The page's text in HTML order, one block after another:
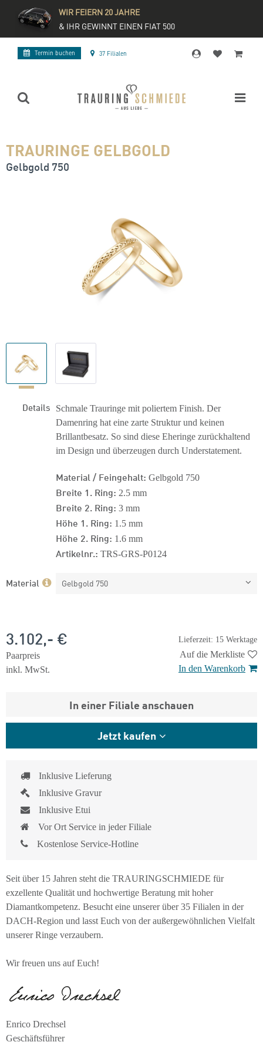
WIR FEIERN 20 JAHRE
& IHR GEWINNT EINEN FIAT 500
Termin buchen 37 Filialen
TRAURINGE GELBGOLD
Gelbgold 750
Details
Schmale Trauringe mit poliertem Finish. Der
Damenring hat eine zarte Struktur und keinen
Brillantbesatz. So sind diese Eheringe zurückhaltend
im Design und überzeugen durch Understatement.
Material / Feingehalt: Gelbgold 750
Breite 1. Ring: 2.5 mm
Breite 2. Ring: 3 mm
Höhe 1. Ring: 1.5 mm
Höhe 2. Ring: 1.6 mm
Artikelnr.: TRS-GRS-P0124
Material Gelbgold 750
Lieferzeit: 15 Werktage
3.102,- €
Paarpreis
inkl. MwSt.
Auf die Merkliste
In den Warenkorb
In einer Filiale anschauen
Jetzt kaufen
Inklusive Lieferung
Inklusive Gravur
Inklusive Etui
Vor Ort Service in jeder Filiale
Kostenlose Service-Hotline
Seit über 15 Jahren steht die TRAURINGSCHMIEDE für
exzellente Qualität und hochwertige Beratung mit hoher
Diamantkompetenz. Besucht eine unserer über 35 Filialen in der
DACH-Region und lasst Euch von der außergewöhnlichen Vielfalt
unserer Ringe verzaubern.
Wir freuen uns auf Euch!
Enrico Drechsel
Geschäftsführer